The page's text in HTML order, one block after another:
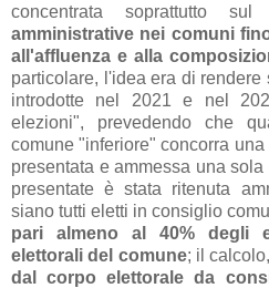
concentrata soprattutto
amministrative nei comuni
all'affluenza e alla
particolare, l'idea era di
introdotte nel 2021 e nel
elezioni", prevedendo che
comune "inferiore" concorra
presentata e ammessa una
presentate è stata ritenuta
siano tutti eletti in consiglio
pari almeno al 40% degli
elettorali del comune; il
dal corpo elettorale da